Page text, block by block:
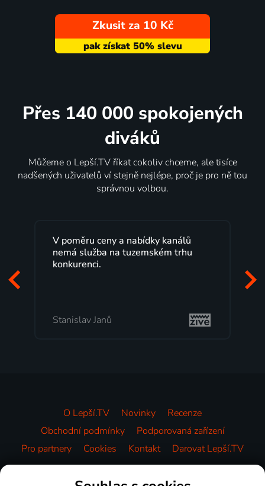
Zkusit za 10 Kč
Přes 140 000 spokojených
diváků
Můžeme o Lepší.TV říkat cokoliv chceme, ale tisíce
nadšených uživatelů ví stejně nejlépe, proč je pro ně tou
správnou volbou.
V poměru ceny a nabídky kanálů
nemá služba na tuzemském trhu
konkurenci.
Stanislav Janů
O Lepší.TV Novinky
Recenze
Obchodní podmínky
Podporovaná zařízení
Pro partnery
Cookies Kontakt Darovat Lepší.TV
Videotéka